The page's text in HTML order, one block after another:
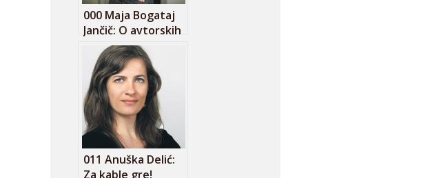
000 Maja Bogataj
Jančič: O avtorskih
pravicah, vladarjih
in podložnikih
011 Anuška Delić:
Za kable gre!